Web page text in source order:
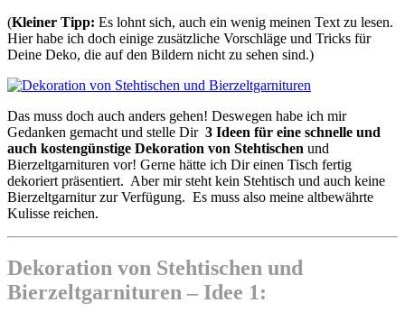
(Kleiner Tipp: Es lohnt sich, auch ein wenig meinen Text zu lesen.
Hier habe ich doch einige zusätzliche Vorschläge und Tricks für
Deine Deko, die auf den Bildern nicht zu sehen sind.)
Das muss doch auch anders gehen! Deswegen habe ich mir
Gedanken gemacht und stelle Dir 3 Ideen für eine schnelle und
auch kostengünstige Dekoration von Stehtischen und
Bierzeltgarnituren vor! Gerne hätte ich Dir einen Tisch fertig
dekoriert präsentiert. Aber mir steht kein Stehtisch und auch keine
Bierzeltgarnitur zur Verfügung. Es muss also meine altbewährte
Kulisse reichen.
Dekoration von Stehtischen und
Bierzeltgarnituren – Idee 1: